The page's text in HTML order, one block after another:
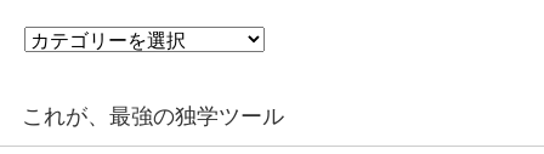
カ
リ
これが、最強の独学ツール